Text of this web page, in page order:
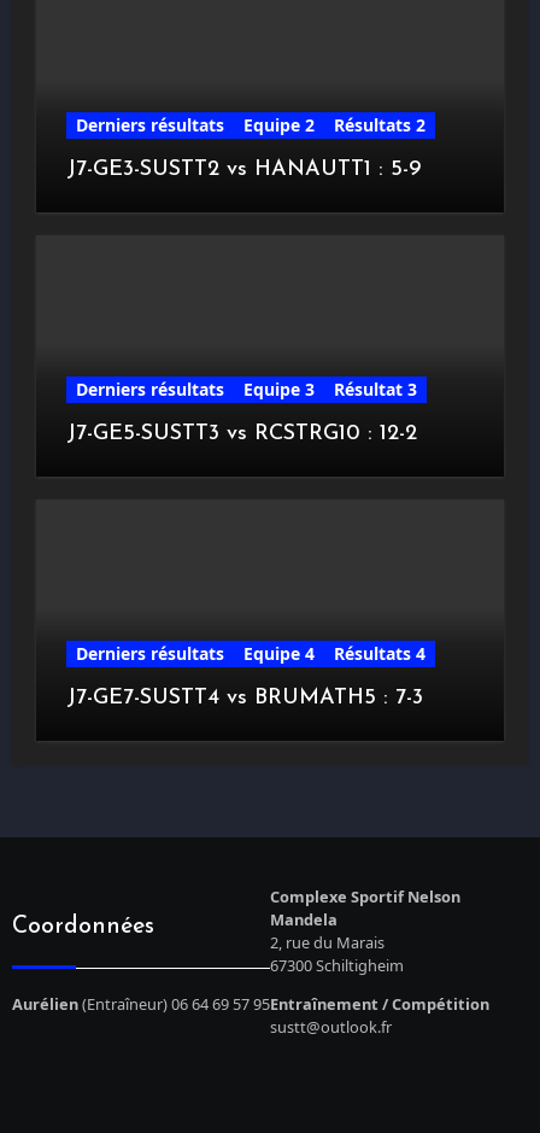
Derniers résultats Equipe 2
Résultats 2
J7-GE3-SUSTT2 vs HANAUTT1 : 5-9
Derniers résultats Equipe 3
Résultat 3
J7-GE5-SUSTT3 vs RCSTRG10 : 12-2
Derniers résultats Equipe 4
Résultats 4
J7-GE7-SUSTT4 vs BRUMATH5 : 7-3
Coordonnées
Complexe Sportif Nelson
Mandela
2, rue du Marais
67300 Schiltigheim
Aurélien(Entraîneur) 06 64 69 57 95Entraînement / Compétition
sustt@outlook.fr